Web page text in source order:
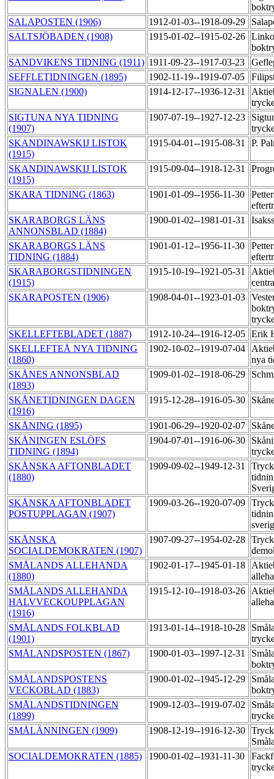
SALAPOSTEN (1906)
1912-01-03--1918-09-29
SALTSJÖBADEN (1908)
1915-01-02--1915-02-26
SANDVIKENS TIDNING (1911) 1911-09-23--1917-03-23
SEFFLETIDNINGEN (1895)
1902-11-19--1919-07-05
SIGNALEN (1900)
1914-12-17--1936-12-31
SIGTUNA NYA TIDNING
(1907)
1907-07-19--1927-12-23
SKANDINAWSKIJ LISTOK
(1915)
1915-04-01--1915-08-31 P.
SKANDINAWSKIJ LISTOK
(1915)
1915-09-04--1918-12-31
SKARA TIDNING (1863) 1901-01-09--1956-11-30
SKARABORGS LÄNS
ANNONSBLAD (1884)
1900-01-02--1981-01-31
SKARABORGS LÄNS
TIDNING (1884)
1901-01-12--1956-11-30
SKARABORGSTIDNINGEN
(1915)
1915-10-19--1921-05-31
SKARAPOSTEN (1906)
1908-04-01--1923-01-03
SKELLEFTEBLADET (1887)
1912-10-24--1916-12-05 Erik
SKELLEFTEÅ NYA TIDNING
(1860)
1902-10-02--1919-07-04
nya
SKÅNES ANNONSBLAD
(1893)
1909-01-02--1918-06-29
SKÅNETIDNINGEN DAGEN
(1916)
1915-12-28--1916-05-30
SKÅNING (1895) 1901-06-29--1920-02-07
SKÅNINGEN ESLÖFS
TIDNING (1894)
1904-07-01--1916-06-30
SKÅNSKA AFTONBLADET
(1880)
1909-09-02--1949-12-31
SKÅNSKA AFTONBLADET
POSTUPPLAGAN (1907)
1909-03-26--1920-07-09
SKÅNSKA
SOCIALDEMOKRATEN (1907)
1907-09-27--1954-02-28
SMÅLANDS ALLEHANDA
(1880)
1902-01-17--1945-01-18
SMÅLANDS ALLEHANDA
HALVVECKOUPPLAGAN
(1916)
1915-12-10--1918-03-26
SMÅLANDS FOLKBLAD
(1901)
1913-01-14--1918-10-28
SMÅLANDSPOSTEN (1867)
1900-01-03--1997-12-31
SMÅLANDSPOSTENS
VECKOBLAD (1883)
1900-01-02--1945-12-29
SMÅLANDSTIDNINGEN
(1899)
1909-12-03--1919-07-02
SMÅLÄNNINGEN (1909)
1908-12-19--1916-12-30
SOCIALDEMOKRATEN (1885)
1900-01-02--1931-11-30